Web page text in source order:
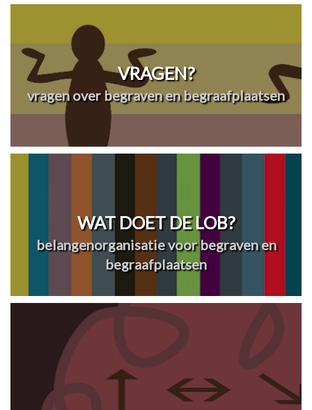
VRAGEN?
vragen over begraven en begraafplaatsen
WAT DOET DE LOB?
belangenorganisatie voor begraven en
begraafplaatsen